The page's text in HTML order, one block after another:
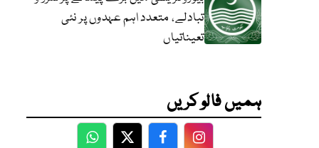
تبادلے، متعدد اہم عہدوں پر نئی
تعیناتیاں
ہمیں فالو کریں